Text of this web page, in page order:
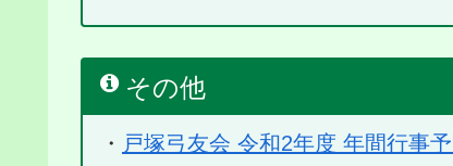
その他
・ 戸塚弓友会 令和2年度 年間行事